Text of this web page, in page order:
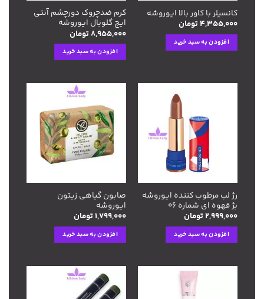
است
در
صفحه
محصول
کانسیلر با کاور بالا ایوروشه
۴,۳۵۵,۰۰۰تومان
افزودن به سبد خرید
کرم ضدچروک دورچشم آنتی
ایج گلوبال ایوروشه
۸,۹۵۵,۰۰۰تومان
افزودن به سبد خرید
علاقه
مندی
رژ لب مرطوب کننده ایوروشه
بژ قهوه ای شماره ۰۶
۲,۹۹۹,۰۰۰تومان
افزودن به سبد خرید
افزودن
به
علاقه
مندی
ها
صابون گیاهی زیتون
ایوروشه
۱,۷۹۹,۰۰۰تومان
افزودن به سبد خرید